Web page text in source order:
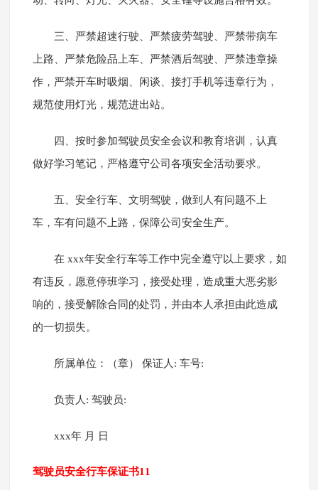
三、严禁超速行驶、严禁疲劳驾驶、严禁带病车
上路、严禁危险品上车、严禁酒后驾驶、严禁违章操
作，严禁开车时吸烟、闲谈、接打手机等违章行为，
规范使用灯光，规范进出站。
四、按时参加驾驶员安全会议和教育培训，认真
做好学习笔记，严格遵守公司各项安全活动要求。
五、安全行车、文明驾驶，做到人有问题不上
车，车有问题不上路，保障公司安全生产。
在 xxx年安全行车等工作中完全遵守以上要求，如
有违反，愿意停班学习，接受处理，造成重大恶劣影
响的，接受解除合同的处罚，并由本人承担由此造成
的一切损失。
所属单位：（章） 保证人: 车号:
负责人: 驾驶员:
xxx年 月 日
驾驶员安全行车保证书11